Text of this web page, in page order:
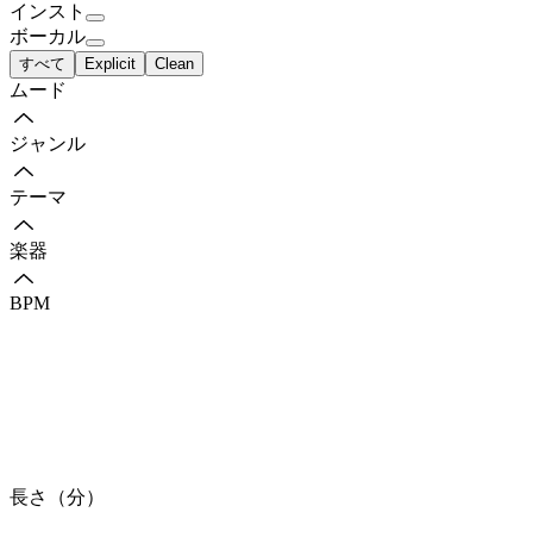
インスト
ボーカル
すべて Explicit Clean
ムード
ジャンル
テーマ
楽器
BPM
長さ（分）